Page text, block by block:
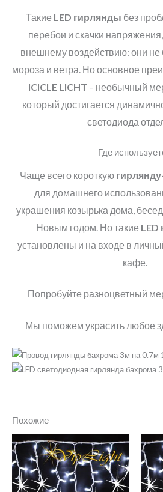
Такие LED гирлянды без
перебои и скачки
внешнему воздействию: они не
мороза и ветра. Но основное
ICICLE LICHT – необычный
который достигается
светодиода
Где
Чаще всего короткую
для домашнего
украшения козырька дома,
Новым годом. Но такие LED
установлены и на входе в
кафе.
Попробуйте разноцветный
Мы поможем украсить любое
Похожие